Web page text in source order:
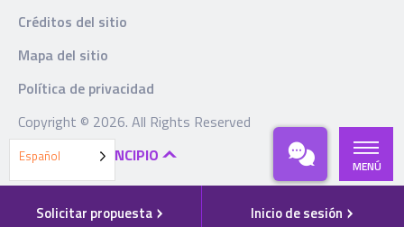
Solicitar propuesta Inicio de sesión
MENÚ
Créditos del sitio
Mapa del sitio
Política de privacidad
Copyright © 2026. All Rights Reserved
VOLVER AL PRINCIPIO
Español